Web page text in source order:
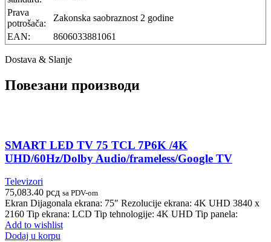
Prava
potrošača:
Zakonska saobraznost 2 godine
EAN:
8606033881061
Dostava & Slanje
Повезани производи
SMART LED TV 75 TCL 7P6K /4K
UHD/60Hz/Dolby Audio/frameless/Google TV
Televizori
75,083.40 рсд sa PDV-om
Ekran Dijagonala ekrana: 75″ Rezolucije ekrana: 4K UHD 3840 x
2160 Tip ekrana: LCD Tip tehnologije: 4K UHD Tip panela:
Add to wishlist
Dodaj u korpu